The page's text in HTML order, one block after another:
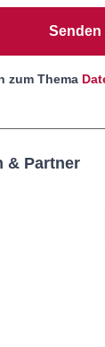
Senden
zum Thema
& Partner